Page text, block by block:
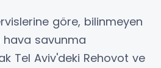
göre, bilinmeyen
hava savunma
Tel Aviv'deki Rehovot ve